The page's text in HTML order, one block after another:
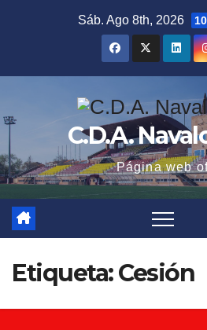
Sáb. Ago 8th, 2026
C.D.A.
Página web
Etiqueta:Cesión